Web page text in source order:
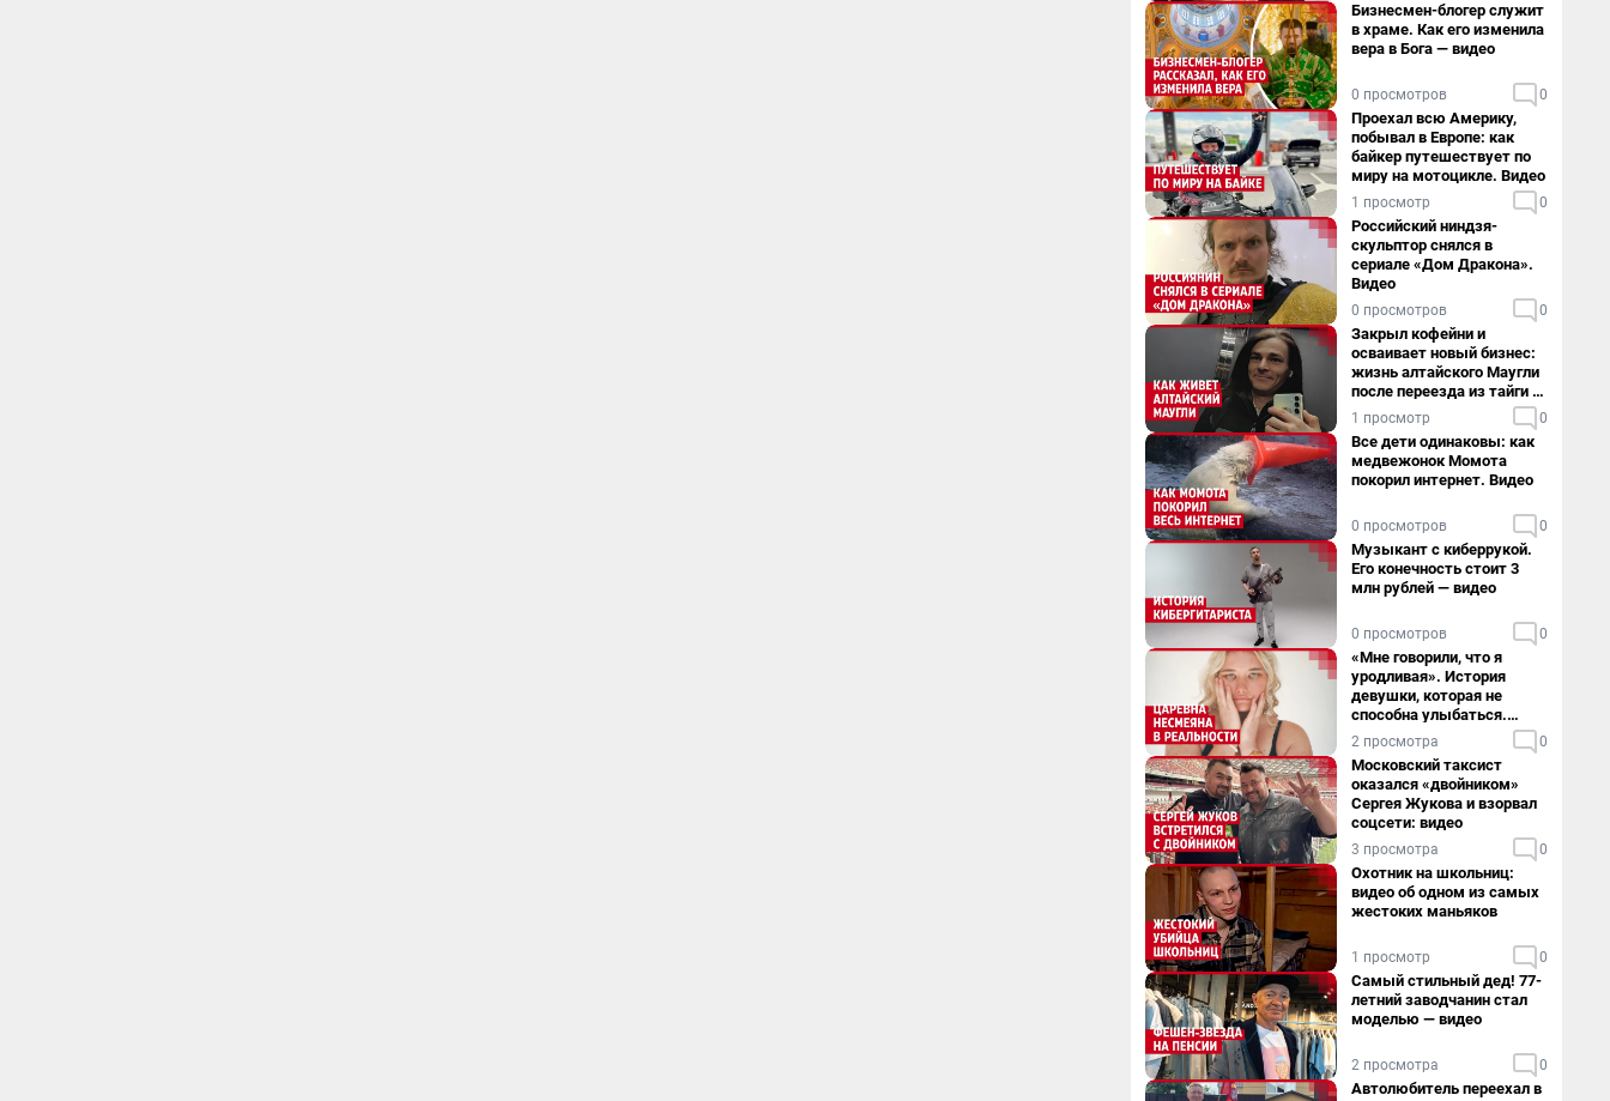
Бизнесмен-блогер служит
в храме. Как его изменила
вера в Бога — видео
0 просмотров 0
Проехал всю Америку,
побывал в Европе: как
байкер путешествует по
миру на мотоцикле. Видео
1 просмотр 0
Российский ниндзя-
скульптор снялся в
сериале «Дом Дракона».
Видео
0 просмотров 0
Закрыл кофейни и
осваивает новый бизнес:
жизнь алтайского Маугли
после переезда из тайги в
столицу
1 просмотр 0
Все дети одинаковы: как
медвежонок Момота
покорил интернет. Видео
0 просмотров 0
Музыкант с киберрукой.
Его конечность стоит 3
млн рублей — видео
0 просмотров 0
«Мне говорили, что я
уродливая». История
девушки, которая не
способна улыбаться.
Видео
2 просмотра 0
Московский таксист
оказался «двойником»
Сергея Жукова и взорвал
соцсети: видео
3 просмотра 0
Охотник на школьниц:
видео об одном из самых
жестоких маньяков
1 просмотр 0
Самый стильный дед! 77-
летний заводчанин стал
моделью — видео
2 просмотра 0
Автолюбитель переехал в